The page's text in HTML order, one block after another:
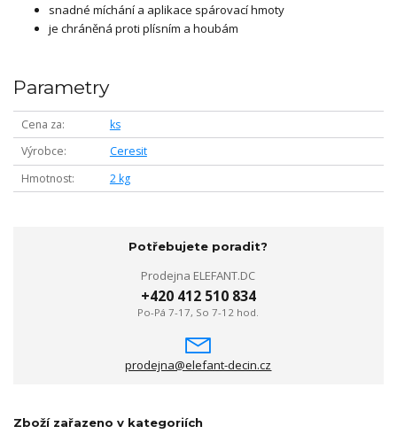
snadné míchání a aplikace spárovací hmoty
je chráněná proti plísním a houbám
Parametry
Cena za
ks
Výrobce
Ceresit
Hmotnost
2 kg
Potřebujete poradit?
Prodejna ELEFANT.DC
+420 412 510 834
Po-Pá 7-17, So 7-12 hod.
prodejna@elefant-decin.cz
Zboží zařazeno v kategoriích